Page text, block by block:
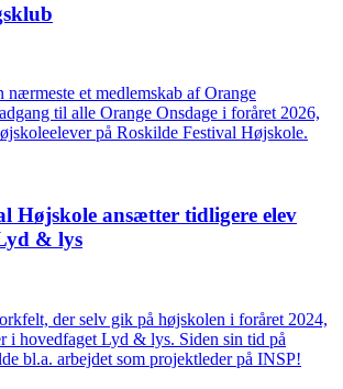
et medlemskab af Orange
til alle Orange Onsdage i foråret 2026,
på Roskilde Festival Højskole.
Højskole ansætter tidligere elev
& lys
der selv gik på højskolen i foråret 2024,
i hovedfaget Lyd & lys. Siden sin tid på
bl.a. arbejdet som projektleder på INSP!